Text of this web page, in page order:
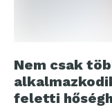
Nem csak
feletti